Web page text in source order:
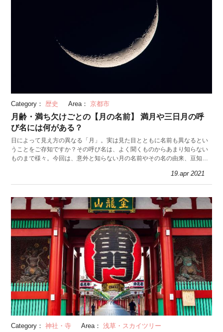
Category： 歴史 Area： 京都市
月齢・満ち欠けごとの【月の名前】 満月や三日月の呼
び名には何がある？
日によって見え方の異なる「月」。実は見た目とともに名前も異なるとい
うことをご存知ですか？その呼び名は、よく聞くものからあまり知らない
ものまで様々。今回は、意外と知らない月の名前やその名の由来、豆知識
19.apr 2021
Category： 神社・寺 Area： 浅草・スカイツリー